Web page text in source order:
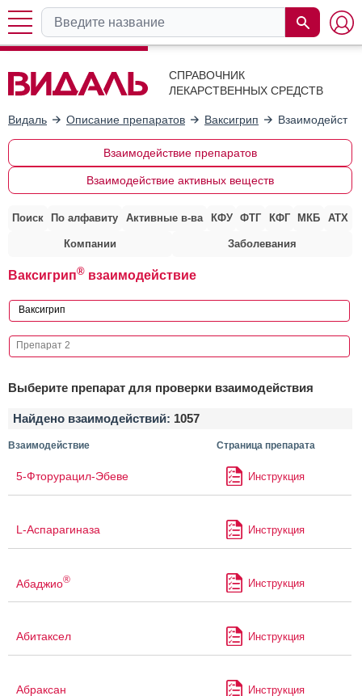
СПРАВОЧНИК
ЛЕКАРСТВЕННЫХ СРЕДСТВ
Видаль Описание препаратов Ваксигрип
Взаимодействие препаратов
Взаимодействие активных веществ
Поиск По алфавиту Активные в-ва КФУ ФТГ КФГ МКБ АТХ
Компании Заболевания
Ваксигрип® взаимодействие
Выберите препарат для проверки взаимодействия
Найдено взаимодействий: 1057
Взаимодействие Страница препарата
5-Фторурацил-Эбеве Инструкция
L-Аспарагиназа Инструкция
Абаджио® Инструкция
Абитаксел Инструкция
Абраксан Инструкция